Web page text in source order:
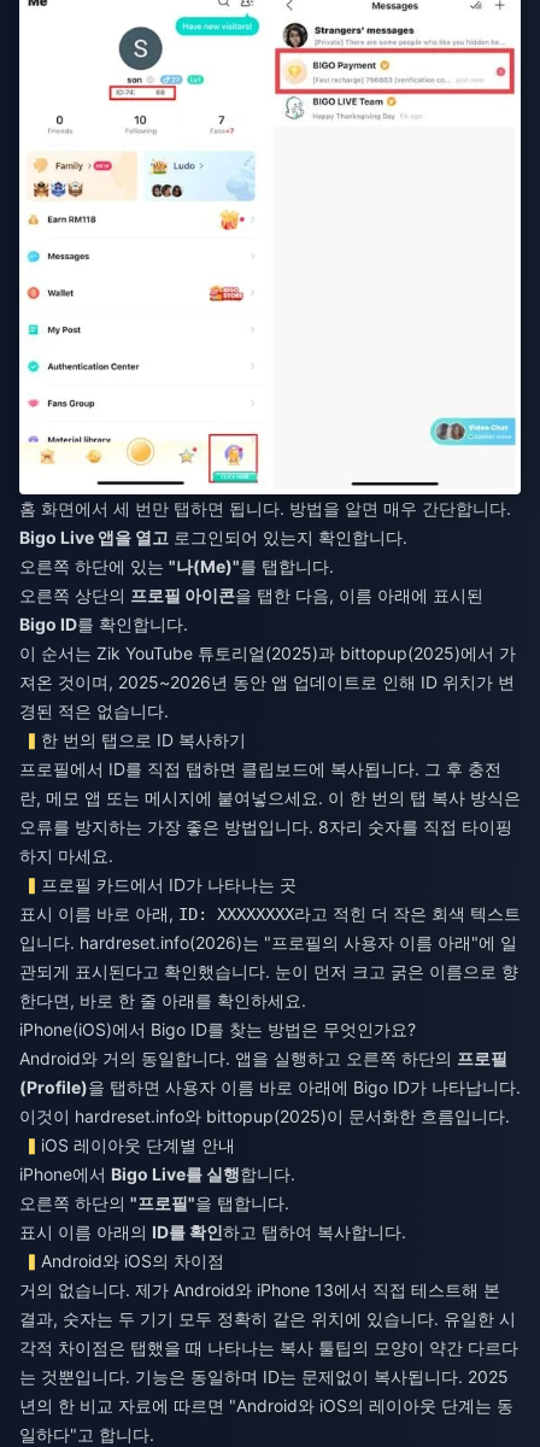
홈 화면에서 세 번만 탭하면 됩니다. 방법을 알면 매우 간단합니다.
Bigo Live 앱을 열고 로그인되어 있는지 확인합니다.
오른쪽 하단에 있는 "나(Me)"를 탭합니다.
오른쪽 상단의 프로필 아이콘을 탭한 다음, 이름 아래에 표시된
Bigo ID를 확인합니다.
이 순서는 Zik YouTube 튜토리얼(2025)과 bittopup(2025)에서 가
져온 것이며, 2025~2026년 동안 앱 업데이트로 인해 ID 위치가 변
경된 적은 없습니다.
한 번의 탭으로 ID 복사하기
프로필에서 ID를 직접 탭하면 클립보드에 복사됩니다. 그 후 충전
란, 메모 앱 또는 메시지에 붙여넣으세요. 이 한 번의 탭 복사 방식은
오류를 방지하는 가장 좋은 방법입니다. 8자리 숫자를 직접 타이핑
하지 마세요.
프로필 카드에서 ID가 나타나는 곳
표시 이름 바로 아래, ID: XXXXXXXX라고 적힌 더 작은 회색 텍스트
입니다. hardreset.info(2026)는 "프로필의 사용자 이름 아래"에 일
관되게 표시된다고 확인했습니다. 눈이 먼저 크고 굵은 이름으로 향
한다면, 바로 한 줄 아래를 확인하세요.
iPhone(iOS)에서 Bigo ID를 찾는 방법은 무엇인가요?
Android와 거의 동일합니다. 앱을 실행하고 오른쪽 하단의 프로필
(Profile)을 탭하면 사용자 이름 바로 아래에 Bigo ID가 나타납니다.
이것이 hardreset.info와 bittopup(2025)이 문서화한 흐름입니다.
iOS 레이아웃 단계별 안내
iPhone에서 Bigo Live를 실행합니다.
오른쪽 하단의 "프로필"을 탭합니다.
표시 이름 아래의 ID를 확인하고 탭하여 복사합니다.
Android와 iOS의 차이점
거의 없습니다. 제가 Android와 iPhone 13에서 직접 테스트해 본
결과, 숫자는 두 기기 모두 정확히 같은 위치에 있습니다. 유일한 시
각적 차이점은 탭했을 때 나타나는 복사 툴팁의 모양이 약간 다르다
는 것뿐입니다. 기능은 동일하며 ID는 문제없이 복사됩니다. 2025
년의 한 비교 자료에 따르면 "Android와 iOS의 레이아웃 단계는 동
일하다"고 합니다.